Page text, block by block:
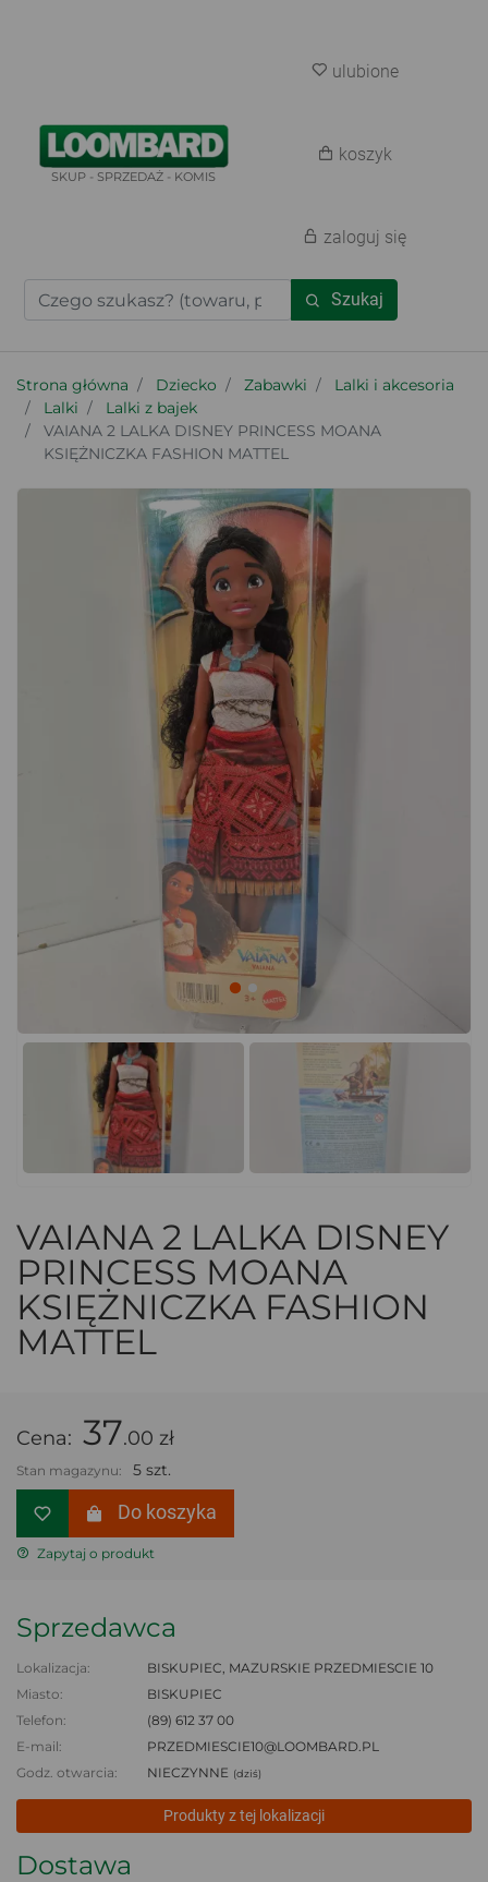
SKUP - SPRZEDAŻ - KOMIS
Szukaj
ulubione
koszyk
zaloguj się
Strona główna Dziecko Zabawki
Lalki i akcesoria
Lalki
Lalki z bajek
VAIANA 2 LALKA DISNEY PRINCESS MOANA
KSIĘŻNICZKA FASHION MATTEL
VAIANA 2 LALKA DISNEY
PRINCESS MOANA
KSIĘŻNICZKA FASHION
MATTEL
Cena: 37.00 zł
Stan magazynu: 5 szt.
Do koszyka
Zapytaj o produkt
Sprzedawca
Lokalizacja:
BISKUPIEC, MAZURSKIE PRZEDMIESCIE 10
Miasto:
BISKUPIEC
Telefon:
(89) 612 37 00
E-mail:
PRZEDMIESCIE10@LOOMBARD.PL
Godz. otwarcia:
NIECZYNNE (dziś)
Produkty z tej lokalizacji
Dostawa